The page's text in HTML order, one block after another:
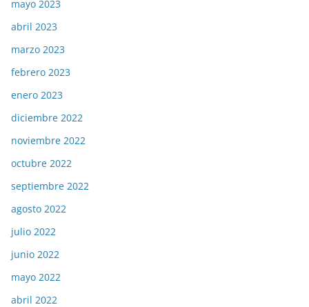
mayo 2023
abril 2023
marzo 2023
febrero 2023
enero 2023
diciembre 2022
noviembre 2022
octubre 2022
septiembre 2022
agosto 2022
julio 2022
junio 2022
mayo 2022
abril 2022